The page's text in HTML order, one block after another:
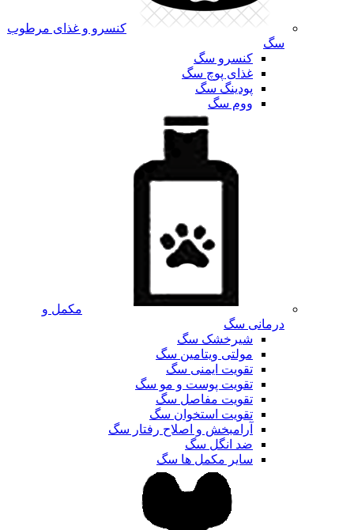
کنسرو و غذای مرطوب
سگ
کنسرو سگ
غذای پوچ سگ
پودینگ سگ
ووم سگ
مکمل و
درمانی سگ
شیرخشک سگ
مولتی ویتامین سگ
تقویت ایمنی سگ
تقویت پوست و مو سگ
تقویت مفاصل سگ
تقویت استخوان سگ
آرامبخش و اصلاح رفتار سگ
ضد انگل سگ
سایر مکمل ها سگ